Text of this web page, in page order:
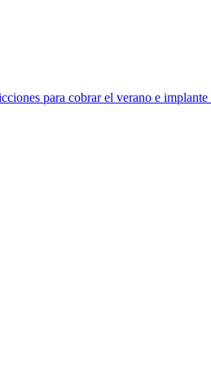
para cobrar el verano e